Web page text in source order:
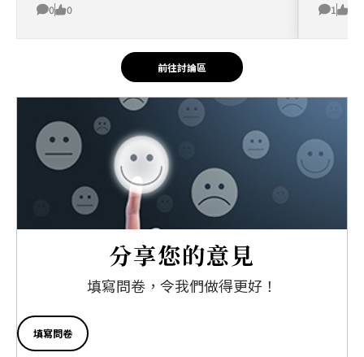
因為這實際上證明
瞭，不論是否有
ASD，這些年輕人都
充滿潛力，能夠實現
任何事情！
0 0 1
前往討論區
分享您的意見
填寫問卷，令我們做得更好！
填寫問卷